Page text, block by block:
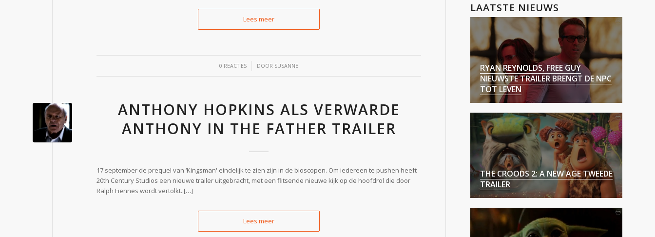
Lees meer
0 REACTIES
/ DOOR SUSANNE
ANTHONY HOPKINS ALS VERWARDE
ANTHONY IN THE FATHER TRAILER
17 september de prequel van ‘Kingsman' eindelijk te zien zijn in de bioscopen. Om iedereen te pushen heeft
20th Century Studios een nieuwe trailer uitgebracht, met een flitsende nieuwe kijk op de hoofdrol die door
Ralph Fiennes wordt vertolkt..[…]
Lees meer
LAATSTE NIEUWS
RYAN REYNOLDS, FREE GUY
NIEUWSTE TRAILER BRENGT DE NPC
TOT LEVEN
THE CROODS 2: A NEW AGE TWEEDE
TRAILER